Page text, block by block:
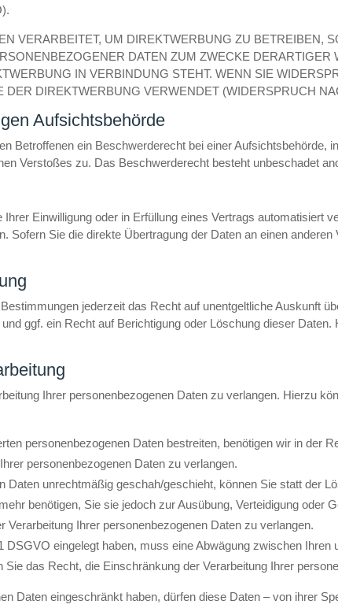
VERARBEITET, UM DIREKTWERBUNG ZU BETREIBEN,
DATEN ZUM ZWECKE
IN VERBINDUNG STEHT. WENN SIE
DIREKTWERBUNG VERWENDET (WIDERSPRUCH
Aufsichts­behörde
Betroffenen ein Beschwerderecht bei einer Aufsichtsbehörde,
Verstoßes zu. Das Beschwerderecht besteht unbeschadet
Einwilligung oder in Erfüllung eines Vertrags automatisiert
Sofern Sie die direkte Übertragung der Daten an einen
jederzeit das Recht auf unentgeltliche Auskunft
ggf. ein Recht auf Berichtigung oder Löschung dieser
Ihrer personenbezogenen Daten zu verlangen. Hierzu
personenbezogenen Daten bestreiten, benötigen wir in der
personenbezogenen Daten zu verlangen.
Daten unrechtmäßig geschah/geschieht, können Sie statt der
benötigen, Sie sie jedoch zur Ausübung, Verteidigung oder
Ihrer personenbezogenen Daten zu verlangen.
DSGVO eingelegt haben, muss eine Abwägung zwischen
das Recht, die Einschränkung der Verarbeitung Ihrer
Daten eingeschränkt haben, dürfen diese Daten – von ihrer